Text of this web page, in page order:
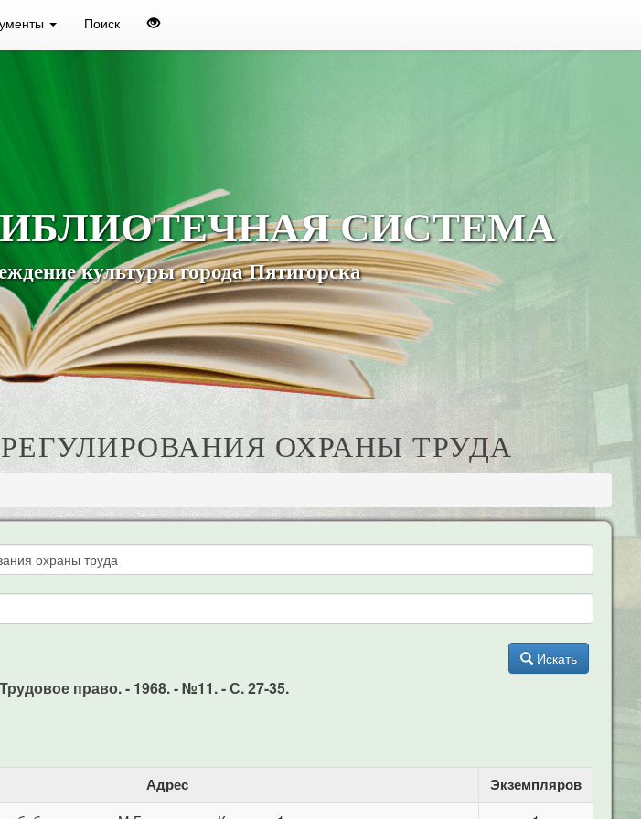
Поиск
СИСТЕМА
культуры города Пятигорска
ОХРАНЫ ТРУДА
Искать
право. - 1968. - №11. - С. 27-35.
Адрес Экземпляров